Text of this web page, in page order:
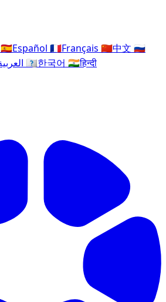
🇪🇸Español 🇫🇷Français 🇨🇳中文 🇷🇺
🇰🇷한국어 🇮🇳हिन्दी